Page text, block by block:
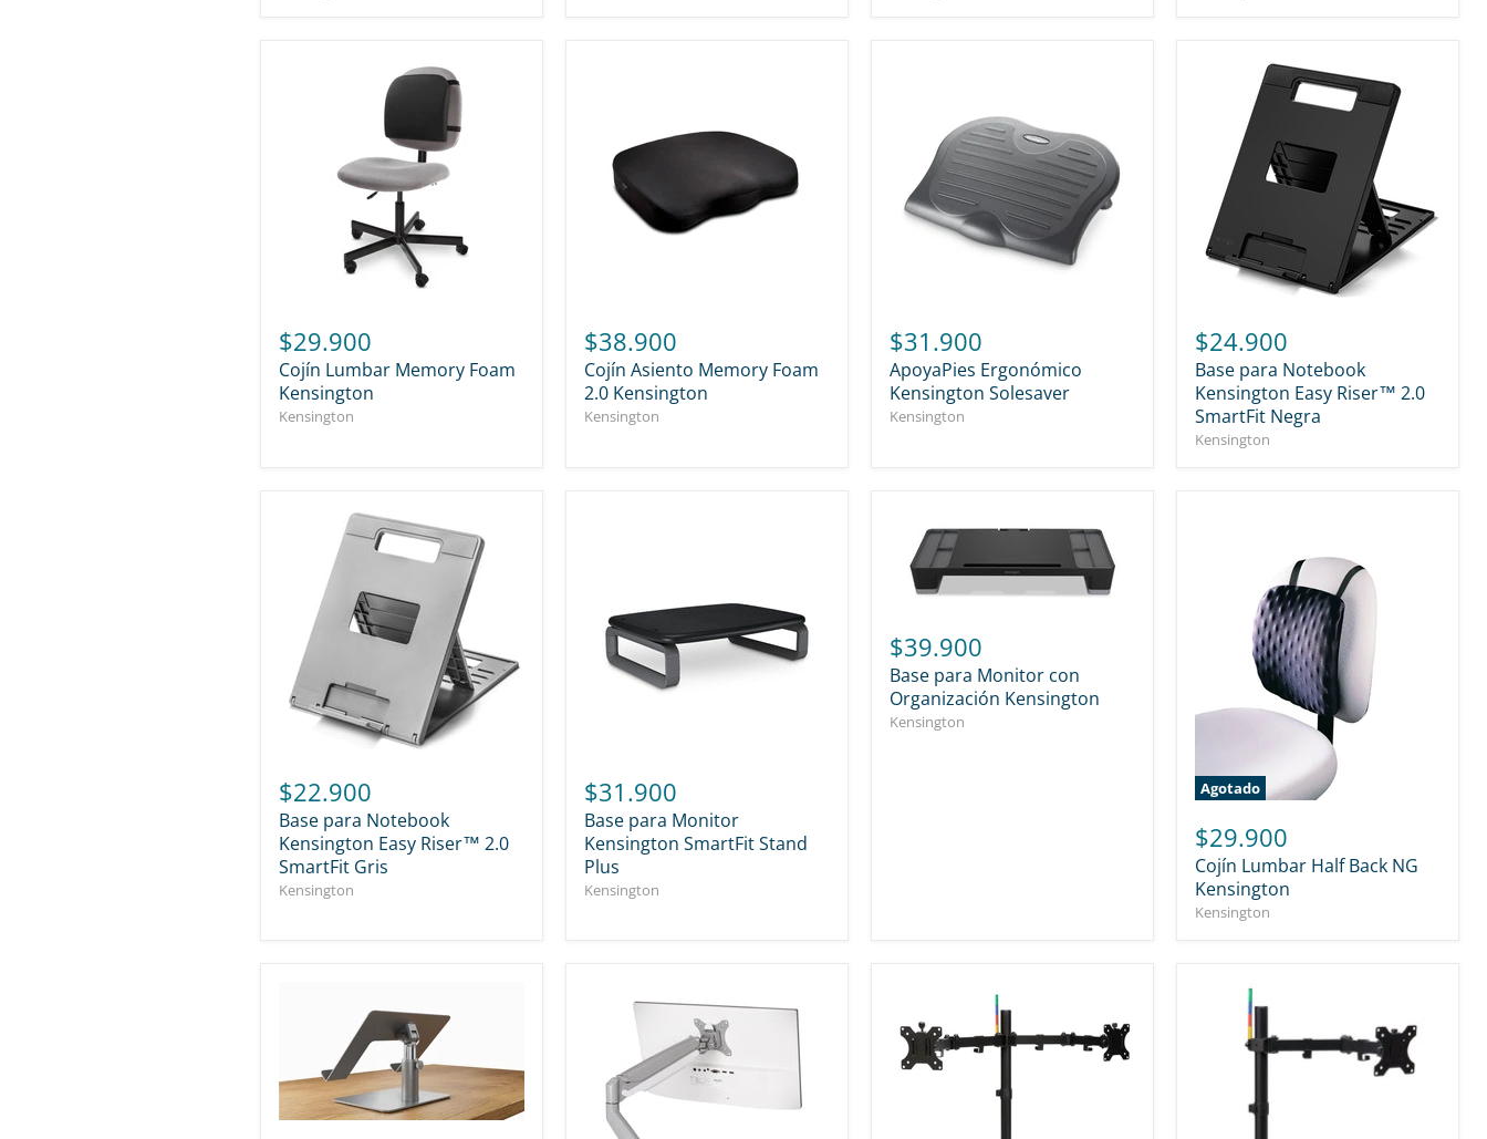
$29.900
Cojín Lumbar Memory Foam
Kensington
Kensington
$38.900
Cojín Asiento Memory Foam
2.0 Kensington
Kensington
$31.900
ApoyaPies Ergonómico
Kensington Solesaver
Kensington
$24.900
Base para Notebook
Kensington Easy Riser™ 2.0
SmartFit Negra
Kensington
$22.900
Base para Notebook
Kensington Easy Riser™ 2.0
SmartFit Gris
Kensington
$31.900
Base para Monitor
Kensington SmartFit Stand
Plus
Kensington
$39.900
Base para Monitor con
Organización Kensington
Kensington
Agotado
$29.900
Cojín Lumbar Half Back NG
Kensington
Kensington